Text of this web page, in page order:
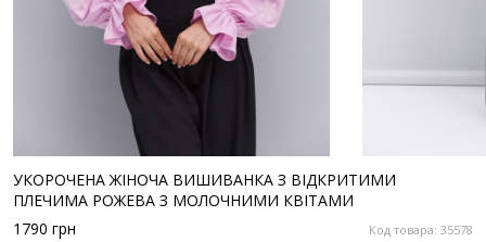
УКОРОЧЕНА ЖІНОЧА ВИШИВАНКА З ВІДКРИТИМИ
ПЛЕЧИМА РОЖЕВА З МОЛОЧНИМИ КВІТАМИ
Код товара: 35578
1790 грн